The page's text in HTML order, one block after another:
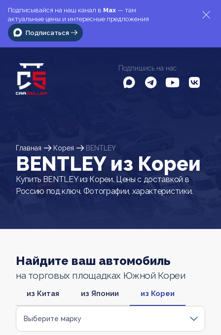
Подписывайся на наш канал в Max — там
актуальные цены и интересные предложения
Подписаться
Подпишись на нас
Главная Корея BENTLEY
BENTLEY из Кореи
Купить BENTLEY из Кореи. Цены с доставкой в
Россию под ключ. Фотографии, характеристики.
Найдите ваш автомобиль
на торговых площадках Южной Кореи
из Китая из Японии из Кореи
Выберите марку